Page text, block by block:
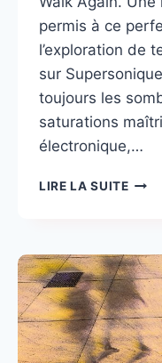
permis à ce
l’exploration de
sur
toujours les
saturations
électronique,…
LIRE LA SUITEJOHN
UN